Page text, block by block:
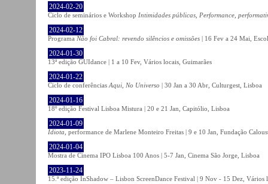
2024-02-20
Ciclo de seminários e Workshop Intimidades públicas, Performance,
2024-02-12
Programa Não foi Cabral: revendo silêncios e omissões | 16 Fev a 24 Mai,
2024-01-30
13ª edição GUIdance | 1 a 10 Fev, Vários locais, Guimarães
2024-01-22
Ciclo de conferências Aqui, No Universo | 30 Jan a 30 Abr, Culturgest, Lisboa
2024-01-16
18º edição Festival Lisboa Mistura | 20 e 21 Jan, Capitólio, Lisboa
2024-01-09
Idiota , performance de Marlene Monteiro Freitas | 9 e 10 Jan, Fundação
2024-01-04
Mostra de Cinema IPO Lisboa 100 Anos | 5-7 Jan, Cinema São Jorge, Lisboa
2023-11-24
15.ª edição InShadow – Lisbon ScreenDance Festival | 9 Nov - 15 Dez, Vários